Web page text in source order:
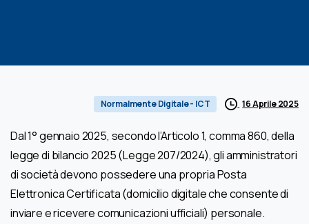
Normalmente Digitale - ICT 16 Aprile 2025
Dal 1° gennaio 2025, secondo l’Articolo 1, comma 860, della
legge di bilancio 2025 (Legge 207/2024), gli amministratori
di società devono possedere una propria Posta
Elettronica Certificata (domicilio digitale che consente di
inviare e ricevere comunicazioni ufficiali) personale.